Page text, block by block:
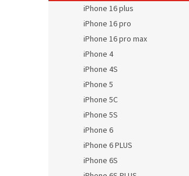
iPhone 16 plus
iPhone 16 pro
iPhone 16 pro max
iPhone 4
iPhone 4S
iPhone 5
iPhone 5C
iPhone 5S
iPhone 6
iPhone 6 PLUS
iPhone 6S